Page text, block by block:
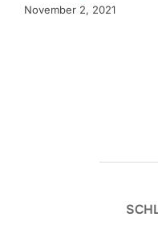
November 2, 2021